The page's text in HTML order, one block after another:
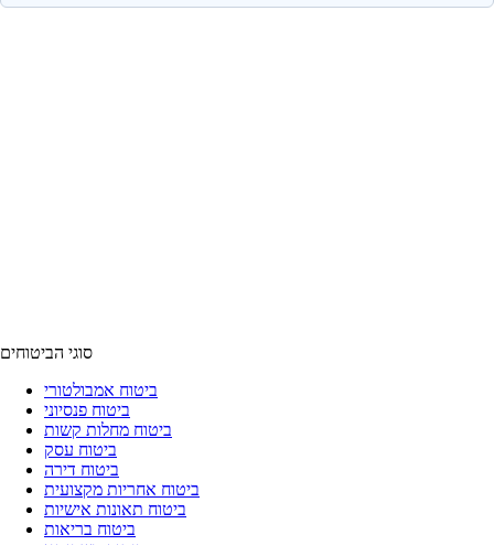
סוגי הביטוחים
ביטוח אמבולטורי
ביטוח פנסיוני
ביטוח מחלות קשות
ביטוח עסק
ביטוח דירה
ביטוח אחריות מקצועית
ביטוח תאונות אישיות
ביטוח בריאות